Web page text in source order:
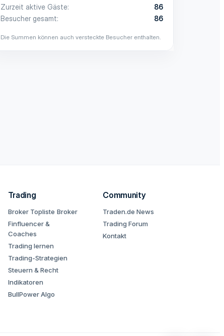
Zurzeit aktive Gäste
86
Besucher gesamt
86
Die Summen können auch versteckte Besucher enthalten.
Trading
Broker Topliste Broker
Finfluencer &
Coaches
Trading lernen
Trading-Strategien
Steuern & Recht
Indikatoren
BullPower Algo
Community
Traden.de News
Trading Forum
Kontakt